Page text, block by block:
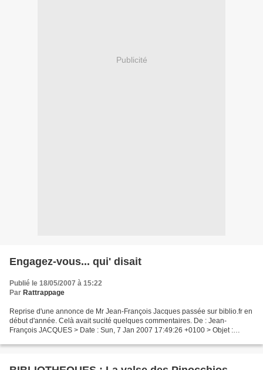
Publicité
Engagez-vous... qui' disait
Publié le 18/05/2007 à 15:22
Par Rattrappage
Reprise d'une annonce de Mr Jean-François Jacques passée sur biblio.fr en
début d'année. Celà avait sucité quelques commentaires. De : Jean-
François JACQUES > Date : Sun, 7 Jan 2007 17:49:26 +0100 > Objet :